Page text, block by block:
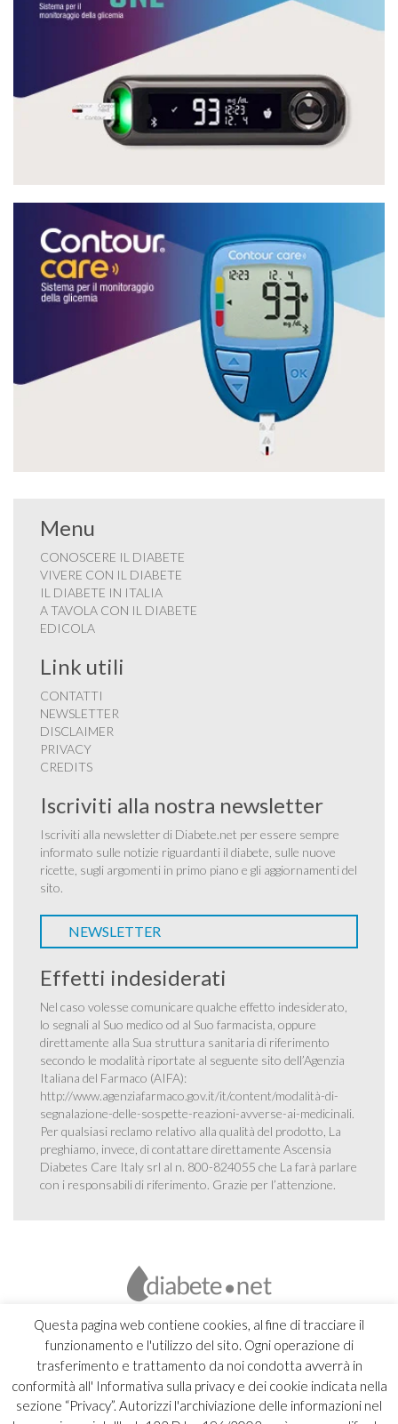
Questa pagina web contiene cookies, al fine di tracciare il
funzionamento e l'utilizzo del sito. Ogni operazione di
trasferimento e trattamento da noi condotta avverrà in
conformità all' Informativa sulla privacy e dei cookie indicata nella
sezione “Privacy”. Autorizzi l'archiviazione delle informazioni nel
Menu
CONOSCERE IL DIABETE
VIVERE CON IL DIABETE
IL DIABETE IN ITALIA
A TAVOLA CON IL DIABETE
EDICOLA
Link utili
CONTATTI
NEWSLETTER
DISCLAIMER
PRIVACY
CREDITS
Iscriviti alla nostra newsletter
Iscriviti alla newsletter di Diabete.net per essere sempre
informato sulle notizie riguardanti il diabete, sulle nuove
ricette, sugli argomenti in primo piano e gli aggiornamenti del
sito.
NEWSLETTER
Effetti indesiderati
Nel caso volesse comunicare qualche effetto indesiderato,
lo segnali al Suo medico od al Suo farmacista, oppure
direttamente alla Sua struttura sanitaria di riferimento
secondo le modalità riportate al seguente sito dell’Agenzia
Italiana del Farmaco (AIFA):
http://www.agenziafarmaco.gov.it/it/content/modalità-di-
segnalazione-delle-sospette-reazioni-avverse-ai-medicinali.
Per qualsiasi reclamo relativo alla qualità del prodotto, La
preghiamo, invece, di contattare direttamente Ascensia
Diabetes Care Italy srl al n. 800-824055 che La farà parlare
con i responsabili di riferimento. Grazie per l’attenzione.